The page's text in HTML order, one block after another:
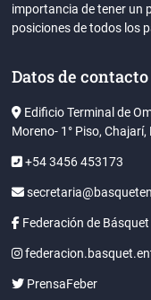
importancia de tener un
posiciones de todos los
Datos de contacto
Edificio Terminal de
Moreno- 1° Piso, Chajarí,
+54 3456 453173
Federación de
PrensaFeber